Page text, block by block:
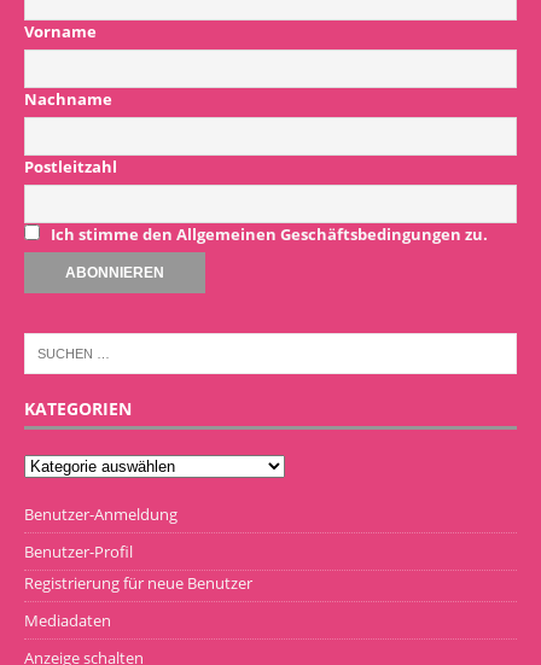
Vorname
Nachname
Postleitzahl
Ich stimme den Allgemeinen Geschäftsbedingungen zu.
KATEGORIEN
Benutzer-Anmeldung
Benutzer-Profil
Registrierung für neue Benutzer
Mediadaten
Anzeige schalten